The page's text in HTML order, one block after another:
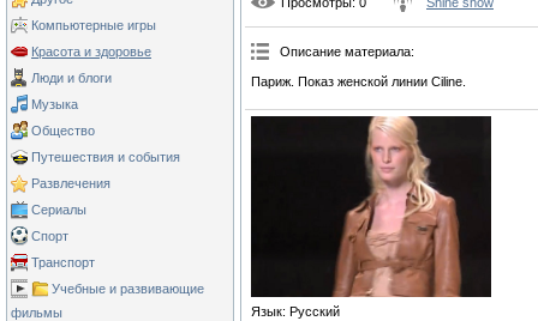
Компьютерные игры
Красота и здоровье
Люди и блоги
Музыка
Общество
Путешествия и события
Развлечения
Сериалы
Спорт
Транспорт
Учебные и развивающие
фильмы
Описание материала:
Париж. Показ женской линии Ciline.
Язык: Русский